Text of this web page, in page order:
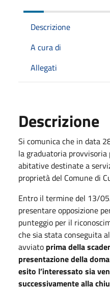
Descrizione
A cura di
Allegati
Descrizione
Si comunica che in data
la graduatoria
abitative destinate a
proprietà del Comune di
Entro il termine del 13/
presentare opposizione
punteggio per il
che sia stata conseguita
avviato prima della
presentazione della
esito l’interessato sia
successivamente alla